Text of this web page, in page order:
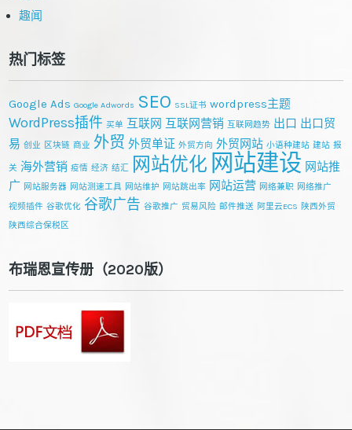
趣闻
热门标签
Google Ads Google Adwords SEO SSL证书 wordpress主题
WordPress插件 买单 互联网 互联网营销 互联网趋势 出口 出口贸
易 创业 区块链 商业 外贸 外贸单证 外贸方向 外贸网站 小语种建站 建站 报
关 海外营销 疫情 经济 结汇 网站优化 网站建设 网站推
广 网站服务器 网站测速工具 网站维护 网站跳出率 网站运营 网络兼职 网络推广
视频插件 谷歌优化 谷歌广告 谷歌推广 贸易风险 邮件推送 阿里云ECS 陕西外贸
陕西综合保税区
布瑞恩宣传册（2020版）